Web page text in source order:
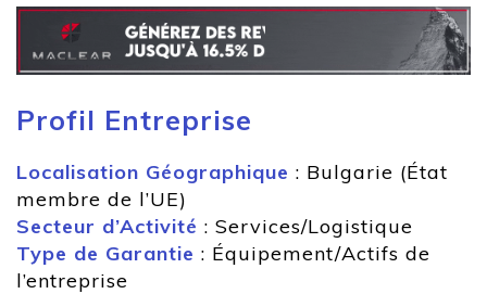
Profil Entreprise
Localisation Géographique : Bulgarie (État
membre de l’UE)
Secteur d’Activité : Services/Logistique
Type de Garantie : Équipement/Actifs de
l’entreprise